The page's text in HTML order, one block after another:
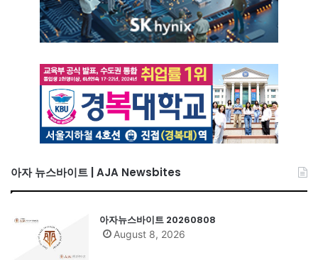
아자 뉴스바이트 | AJA Newsbites
아자뉴스바이트 20260808
August 8, 2026